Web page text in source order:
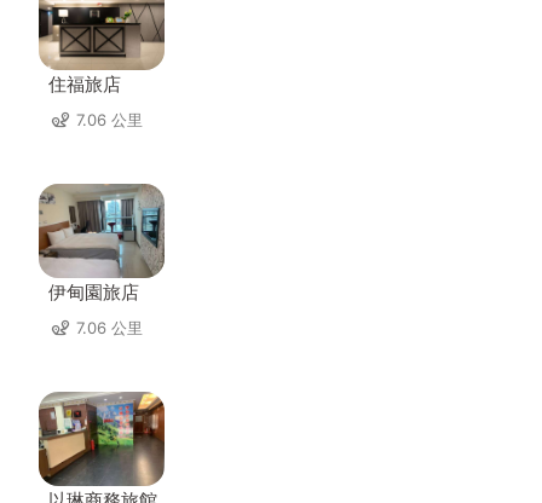
住福旅店
7.06 公里
伊甸園旅店
7.06 公里